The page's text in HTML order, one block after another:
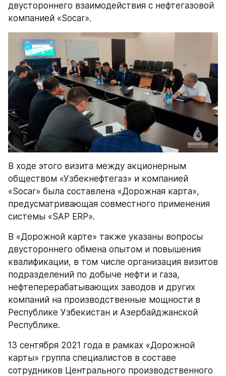
двустороннего взаимодействия с нефтегазовой
компанией «Socar».
В ходе этого визита между акционерным
обществом «Узбекнефтегаз» и компанией
«Socar» была составлена «Дорожная карта»,
предусматривающая совместного применения
системы «SAP ERP».
В «Дорожной карте» также указаны вопросы
двустороннего обмена опытом и повышения
квалификации, в том числе организация визитов
подразделений по добыче нефти и газа,
нефтеперерабатывающих заводов и других
компаний на производственные мощности в
Республике Узбекистан и Азербайджанской
Республике.
13 сентября 2021 года в рамках «Дорожной
карты» группа специалистов в составе
сотрудников Центрального производственного